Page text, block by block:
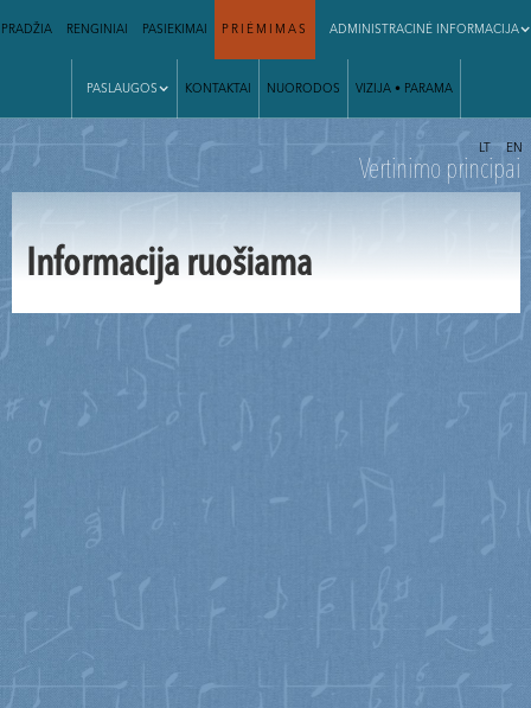
PRADŽIA RENGINIAI PASIEKIMAI PRIĖMIMAS ADMINISTRACINĖ INFORMACIJA
PASLAUGOS KONTAKTAI NUORODOS VIZIJA • PARAMA
| LT EN
Vertinimo principai
Informacija ruošiama